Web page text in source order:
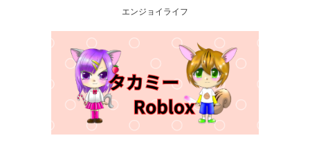
エンジョイライフ